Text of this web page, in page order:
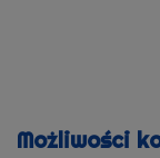
Możliwości